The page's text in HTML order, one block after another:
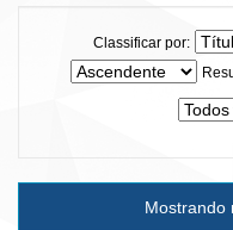
Classificar por:
Mostrando